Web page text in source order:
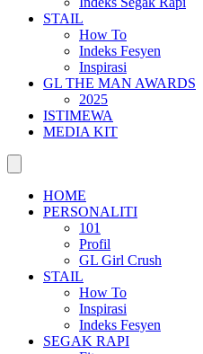
STAIL
How To
Indeks Fesyen
Inspirasi
GL THE MAN AWARDS
2025
ISTIMEWA
MEDIA KIT
HOME
PERSONALITI
101
Profil
GL Girl Crush
STAIL
How To
Inspirasi
Indeks Fesyen
SEGAK RAPI